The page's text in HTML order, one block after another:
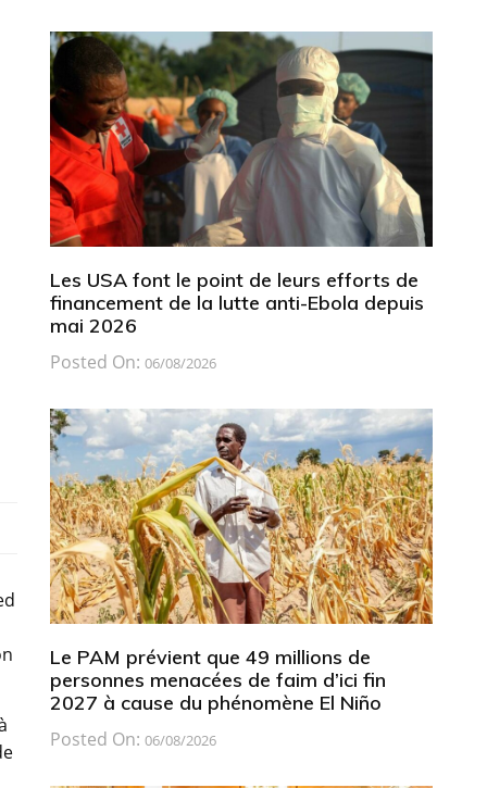
Les USA font le point de leurs efforts de
financement de la lutte anti-Ebola depuis
mai 2026
Posted On: 06/08/2026
Le PAM prévient que 49 millions de
personnes menacées de faim d’ici fin
2027 à cause du phénomène El Niño
Posted On: 06/08/2026